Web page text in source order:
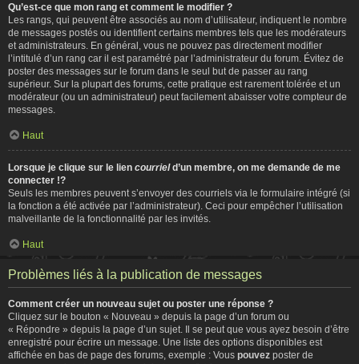
Qu’est-ce que mon rang et comment le modifier ?
Les rangs, qui peuvent être associés au nom d’utilisateur, indiquent le nombre
de messages postés ou identifient certains membres tels que les modérateurs
et administrateurs. En général, vous ne pouvez pas directement modifier
l’intitulé d’un rang car il est paramétré par l’administrateur du forum. Évitez de
poster des messages sur le forum dans le seul but de passer au rang
supérieur. Sur la plupart des forums, cette pratique est rarement tolérée et un
modérateur (ou un administrateur) peut facilement abaisser votre compteur de
messages.
Haut
Lorsque je clique sur le lien courrield’un membre, on me demande de me
connecter !?
Seuls les membres peuvent s’envoyer des courriels via le formulaire intégré (si
la fonction a été activée par l’administrateur). Ceci pour empêcher l’utilisation
malveillante de la fonctionnalité par les invités.
Haut
Problèmes liés à la publication de messages
Comment créer un nouveau sujet ou poster une réponse ?
Cliquez sur le bouton « Nouveau » depuis la page d’un forum ou
« Répondre » depuis la page d’un sujet. Il se peut que vous ayez besoin d’être
enregistré pour écrire un message. Une liste des options disponibles est
affichée en bas de page des forums, exemple : Vous pouvez poster de